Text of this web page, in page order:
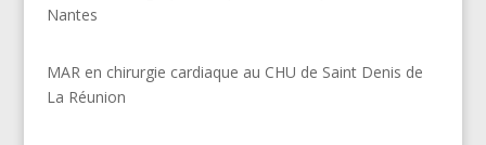
Nantes
MAR en chirurgie cardiaque au CHU de Saint Denis de
La Réunion